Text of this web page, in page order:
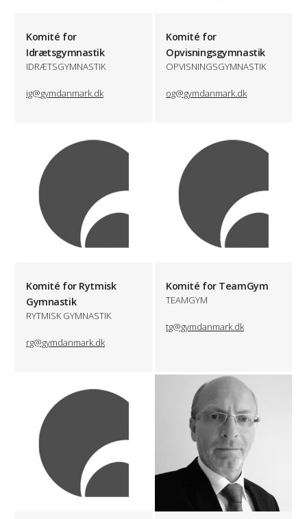
Komité for
Idrætsgymnastik
IDRÆTSGYMNASTIK
ig@gymdanmark.dk
Komité for
Opvisningsgymnastik
OPVISNINGSGYMNASTIK
og@gymdanmark.dk
Komité for Rytmisk
Gymnastik
RYTMISK GYMNASTIK
rg@gymdanmark.dk
Komité for TeamGym
TEAMGYM
tg@gymdanmark.dk